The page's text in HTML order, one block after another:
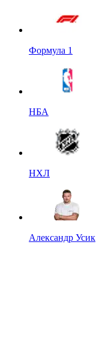
Формула 1
НБА
НХЛ
Александр Усик